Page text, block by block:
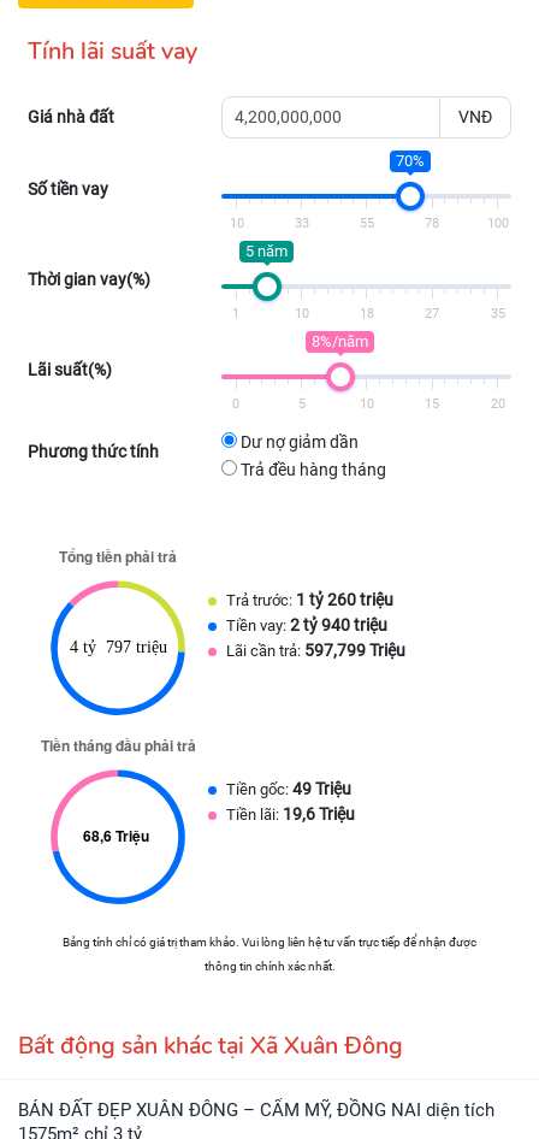
Tính lãi suất vay
Giá nhà đất VNĐ
Số tiền vay
70%
10 33 55 78 100
Thời gian vay(%)
5 năm
1 10 18 27 35
Lãi suất(%)
8%/năm
0 5 10 15 20
Phương thức tính
Dư nợ giảm dần
Trả đều hàng tháng
Trả trước: 1 tỷ 260 triệu
Tiền vay: 2 tỷ 940 triệu
Lãi cần trả: 597,799 Triệu
Tiền gốc: 49 Triệu
Tiền lãi: 19,6 Triệu
Bảng tính chỉ có giá trị tham khảo. Vui lòng liên hệ tư vấn trực tiếp để nhận được
thông tin chính xác nhất.
Bất động sản khác tại Xã Xuân Đông
BÁN ĐẤT ĐẸP XUÂN ĐÔNG – CẨM MỸ, ĐỒNG NAI diện tích
1575m² chỉ 3 tỷ